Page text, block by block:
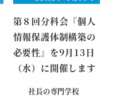
第８回分科会『個人
情報保護体制構築の
必要性』を9月13日
（水）に開催します
社長の専門学校